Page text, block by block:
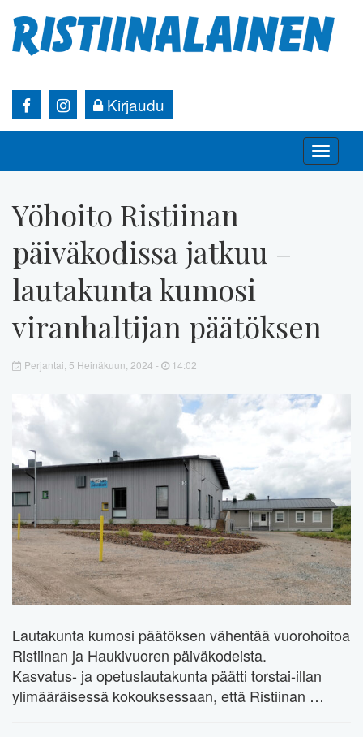
Kirjaudu
Toggle
Yöhoito Ristiinan
päiväkodissa jatkuu –
lautakunta kumosi
viranhaltijan päätöksen
Perjantai, 5 Heinäkuun, 2024 - 14:02
Lautakunta kumosi päätöksen vähentää vuorohoitoa
Ristiinan ja Haukivuoren päiväkodeista.
Kasvatus- ja opetuslautakunta päätti torstai-illan
ylimääräisessä kokouksessaan, että Ristiinan …